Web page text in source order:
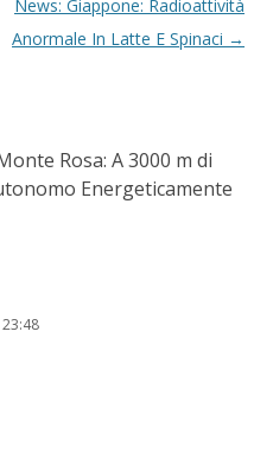
News: Giappone: Radioattività
Anormale In Latte E Spinaci →
Rosa: A 3000 m di
Energeticamente